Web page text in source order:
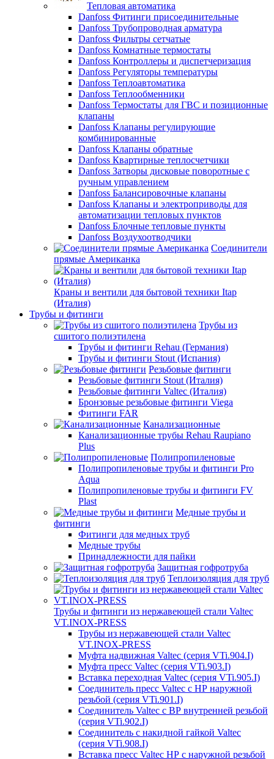
Тепловая автоматика
Danfoss Фитинги присоединительные
Danfoss Трубопроводная арматура
Danfoss Фильтры сетчатые
Danfoss Комнатные термостаты
Danfoss Контроллеры и диспетчеризация
Danfoss Регуляторы температуры
Danfoss Теплоавтоматика
Danfoss Теплообменники
Danfoss Термостаты для ГВС и позиционные
клапаны
Danfoss Клапаны регулирующие
комбинированные
Danfoss Клапаны обратные
Danfoss Квартирные теплосчетчики
Danfoss Затворы дисковые поворотные с
ручным управлением
Danfoss Балансировочные клапаны
Danfoss Клапаны и электроприводы для
автоматизации тепловых пунктов
Danfoss Блочные тепловые пункты
Danfoss Воздухоотводчики
Соединители
прямые Американка
Краны и вентили для бытовой техники Itap
(Италия)
Трубы и фитинги
Трубы из
сшитого полиэтилена
Трубы и фитинги Rehau (Германия)
Трубы и фитинги Stout (Испания)
Резьбовые фитинги
Резьбовые фитинги Stout (Италия)
Резьбовые фитинги Valtec (Италия)
Бронзовые резьбовые фитинги Viega
Фитинги FAR
Канализационные
Канализационные трубы Rehau Raupiano
Plus
Полипропиленовые
Полипропиленовые трубы и фитинги Pro
Aqua
Полипропиленовые трубы и фитинги FV
Plast
Медные трубы и
фитинги
Фитинги для медных труб
Медные трубы
Принадлежности для пайки
Защитная гофротруба
Теплоизоляция для труб
Трубы и фитинги из нержавеющей стали Valtec
VT.INOX-PRESS
Трубы из нержавеющей стали Valtec
VT.INOX-PRESS
Муфта надвижная Valtec (серия VTi.904.I)
Муфта пресс Valtec (серия VTi.903.I)
Вставка переходная Valtec (серия VTi.905.I)
Соединитель пресс Valtec с НР наружной
резьбой (серия VTi.901.I)
Соединитель Valtec с ВР внутренней резьбой
(серия VTi.902.I)
Соединитель с накидной гайкой Valtec
(серия VTi.908.I)
Вставка пресс Valtec НР с наружной резьбой